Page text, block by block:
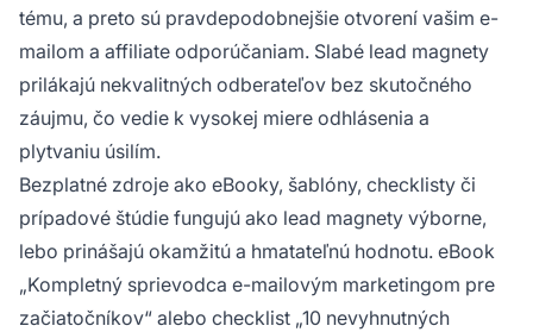
tému, a preto sú pravdepodobnejšie otvorení vašim e-
mailom a affiliate odporúčaniam. Slabé lead magnety
prilákajú nekvalitných odberateľov bez skutočného
záujmu, čo vedie k vysokej miere odhlásenia a
plytvaniu úsilím.
Bezplatné zdroje ako eBooky, šablóny, checklisty či
prípadové štúdie fungujú ako lead magnety výborne,
lebo prinášajú okamžitú a hmatateľnú hodnotu. eBook
„Kompletný sprievodca e-mailovým marketingom pre
začiatočníkov“ alebo checklist „10 nevyhnutných